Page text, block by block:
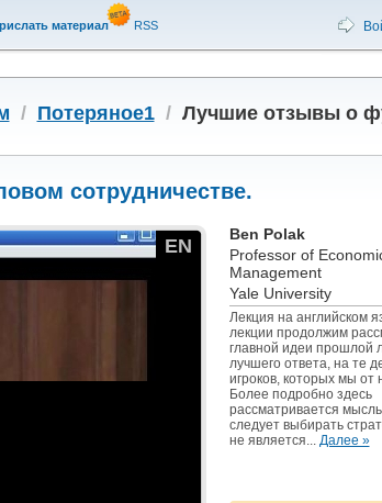
материал RSS
/ Потеряное1/ Лучшие отзывы о
сотрудничестве.
EN
Ben Polak
Professor of
Management
Yale University
Лекция на английском
лекции продолжим
главной идеи прошлой
лучшего ответа, на те
игроков, которых мы от
Более подробно здесь
рассматривается
следует выбирать
не является... Далее »